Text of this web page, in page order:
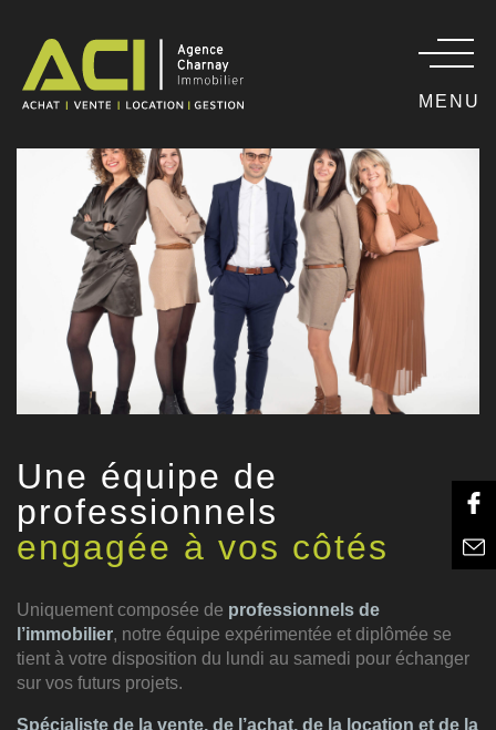
MENU
Une équipe de
professionnels
engagée à vos côtés
Uniquement composée de professionnels de
l’immobilier, notre équipe expérimentée et diplômée se
tient à votre disposition du lundi au samedi pour échanger
sur vos futurs projets.
Spécialiste de la vente, de l’achat, de la location et de la